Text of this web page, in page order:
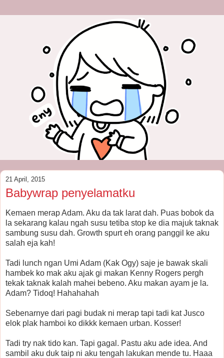
21 April, 2015
Babywrap penyelamatku
Kemaen merap Adam. Aku da tak larat dah. Puas bobok da
la sekarang kalau ngah susu tetiba stop ke dia majuk taknak
sambung susu dah. Growth spurt eh orang panggil ke aku
salah eja kah!
Tadi lunch ngan Umi Adam (Kak Ogy) saje je bawak skali
hambek ko mak aku ajak gi makan Kenny Rogers pergh
tekak taknak kalah mahei bebeno. Aku makan ayam je la.
Adam? Tidoq! Hahahahah
Sebenarnye dari pagi budak ni merap tapi tadi kat Jusco
elok plak hamboi ko dikkk kemaen urban. Kosser!
Tadi try nak tido kan. Tapi gagal. Pastu aku ade idea. And
sambil aku duk taip ni aku tengah lakukan mende tu. Haaa